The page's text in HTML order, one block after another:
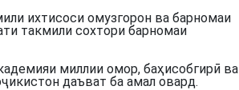
ихтисоси омузгорон ва барномаи
такмили сохтори барномаи
миллии омор, баҳисобгирӣ ва
даъват ба амал овард.